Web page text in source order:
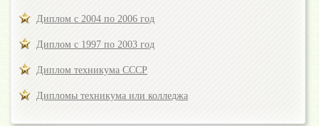
Диплом с 2004 по 2006 год
Диплом с 1997 по 2003 год
Диплом техникума СССР
Дипломы техникума или колледжа